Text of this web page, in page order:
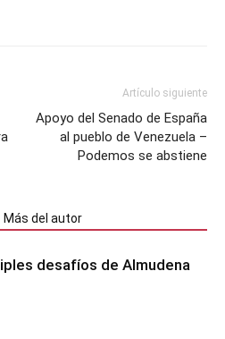
Artículo siguiente
Apoyo del Senado de España
al pueblo de Venezuela –
Podemos se abstiene
Más del autor
desafíos de Almudena